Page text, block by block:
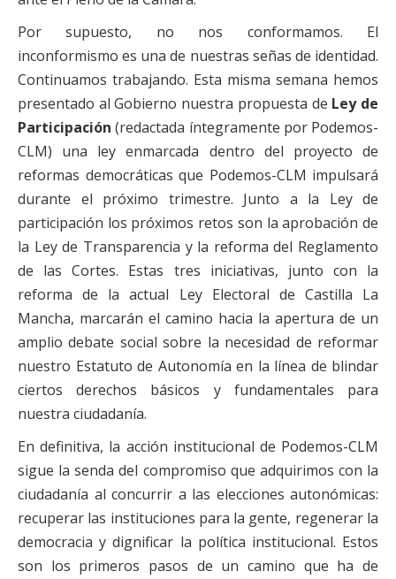
Por supuesto, no nos conformamos. El
inconformismo es una de nuestras señas de identidad.
Continuamos trabajando. Esta misma semana hemos
presentado al Gobierno nuestra propuesta de Ley de
Participación (redactada íntegramente por Podemos-
CLM) una ley enmarcada dentro del proyecto de
reformas democráticas que Podemos-CLM impulsará
durante el próximo trimestre. Junto a la Ley de
participación los próximos retos son la aprobación de
la Ley de Transparencia y la reforma del Reglamento
de las Cortes. Estas tres iniciativas, junto con la
reforma de la actual Ley Electoral de Castilla La
Mancha, marcarán el camino hacia la apertura de un
amplio debate social sobre la necesidad de reformar
nuestro Estatuto de Autonomía en la línea de blindar
ciertos derechos básicos y fundamentales para
nuestra ciudadanía.
En definitiva, la acción institucional de Podemos-CLM
sigue la senda del compromiso que adquirimos con la
ciudadanía al concurrir a las elecciones autonómicas:
recuperar las instituciones para la gente, regenerar la
democracia y dignificar la política institucional. Estos
son los primeros pasos de un camino que ha de